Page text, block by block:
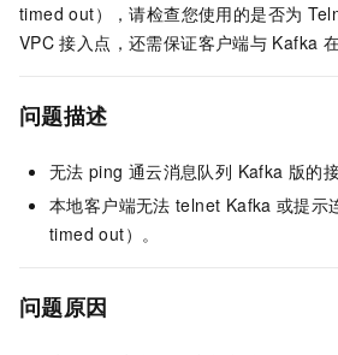
timed out），请检查您使用的是否为
VPC 接入点，还需保证客户端与 Kafka
问题描述
无法 ping 通云消息队列 Kafka 版的接
本地客户端无法 telnet Kafka 或提示
timed out）。
问题原因